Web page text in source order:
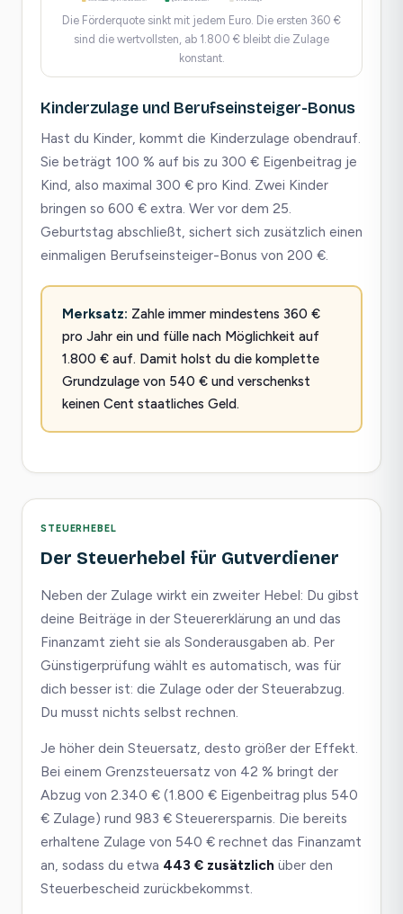
Die Förderquote sinkt mit jedem Euro. Die ersten 360 €
sind die wertvollsten, ab 1.800 € bleibt die Zulage
konstant.
Kinderzulage und Berufseinsteiger-Bonus
Hast du Kinder, kommt die Kinderzulage obendrauf.
Sie beträgt 100 % auf bis zu 300 € Eigenbeitrag je
Kind, also maximal 300 € pro Kind. Zwei Kinder
bringen so 600 € extra. Wer vor dem 25.
Geburtstag abschließt, sichert sich zusätzlich einen
einmaligen Berufseinsteiger-Bonus von 200 €.
Merksatz: Zahle immer mindestens 360 €
pro Jahr ein und fülle nach Möglichkeit auf
1.800 € auf. Damit holst du die komplette
Grundzulage von 540 € und verschenkst
keinen Cent staatliches Geld.
STEUERHEBEL
Der Steuerhebel für Gutverdiener
Neben der Zulage wirkt ein zweiter Hebel: Du gibst
deine Beiträge in der Steuererklärung an und das
Finanzamt zieht sie als Sonderausgaben ab. Per
Günstigerprüfung wählt es automatisch, was für
dich besser ist: die Zulage oder der Steuerabzug.
Du musst nichts selbst rechnen.
Je höher dein Steuersatz, desto größer der Effekt.
Bei einem Grenzsteuersatz von 42 % bringt der
Abzug von 2.340 € (1.800 € Eigenbeitrag plus 540
€ Zulage) rund 983 € Steuerersparnis. Die bereits
erhaltene Zulage von 540 € rechnet das Finanzamt
an, sodass du etwa 443 € zusätzlich über den
Steuerbescheid zurückbekommst.